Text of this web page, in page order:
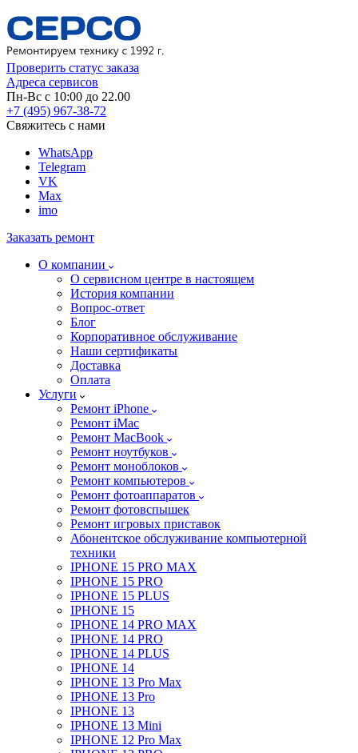
Проверить статус заказа
Адреса сервисов
Пн-Вс с 10:00 до 22.00
+7 (495) 967-38-72
Свяжитесь с нами
WhatsApp
Telegram
VK
Max
imo
Заказать ремонт
О компании
О сервисном центре в настоящем
История компании
Вопрос-ответ
Блог
Корпоративное обслуживание
Наши сертификаты
Доставка
Оплата
Услуги
Ремонт iPhone
Ремонт iMac
Ремонт MacBook
Ремонт ноутбуков
Ремонт моноблоков
Ремонт компьютеров
Ремонт фотоаппаратов
Ремонт фотовспышек
Ремонт игровых приставок
Абонентское обслуживание компьютерной
техники
IPHONE 15 PRO MAX
IPHONE 15 PRO
IPHONE 15 PLUS
IPHONE 15
IPHONE 14 PRO MAX
IPHONE 14 PRO
IPHONE 14 PLUS
IPHONE 14
IPHONE 13 Pro Max
IPHONE 13 Pro
IPHONE 13
IPHONE 13 Mini
IPHONE 12 Pro Max